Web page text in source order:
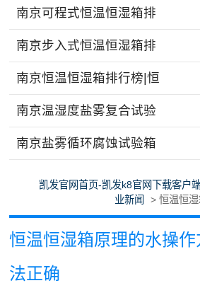
南京可程式恒温恒湿箱排
南京步入式恒温恒湿箱排
南京恒温恒湿箱排行榜|恒
南京温湿度盐雾复合试验
南京盐雾循环腐蚀试验箱
凯发官网首页-凯发k8官网下载客户
业新闻
> 恒温恒
恒温恒湿箱原理的水操作
法正确